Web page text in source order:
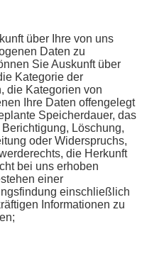
über Ihre von uns
Daten zu
Sie Auskunft über
Kategorie der
die Kategorien von
Ihre Daten offengelegt
Speicherdauer, das
Löschung,
oder Widerspruchs,
die Herkunft
bei uns erhoben
einer
einschließlich
Informationen zu